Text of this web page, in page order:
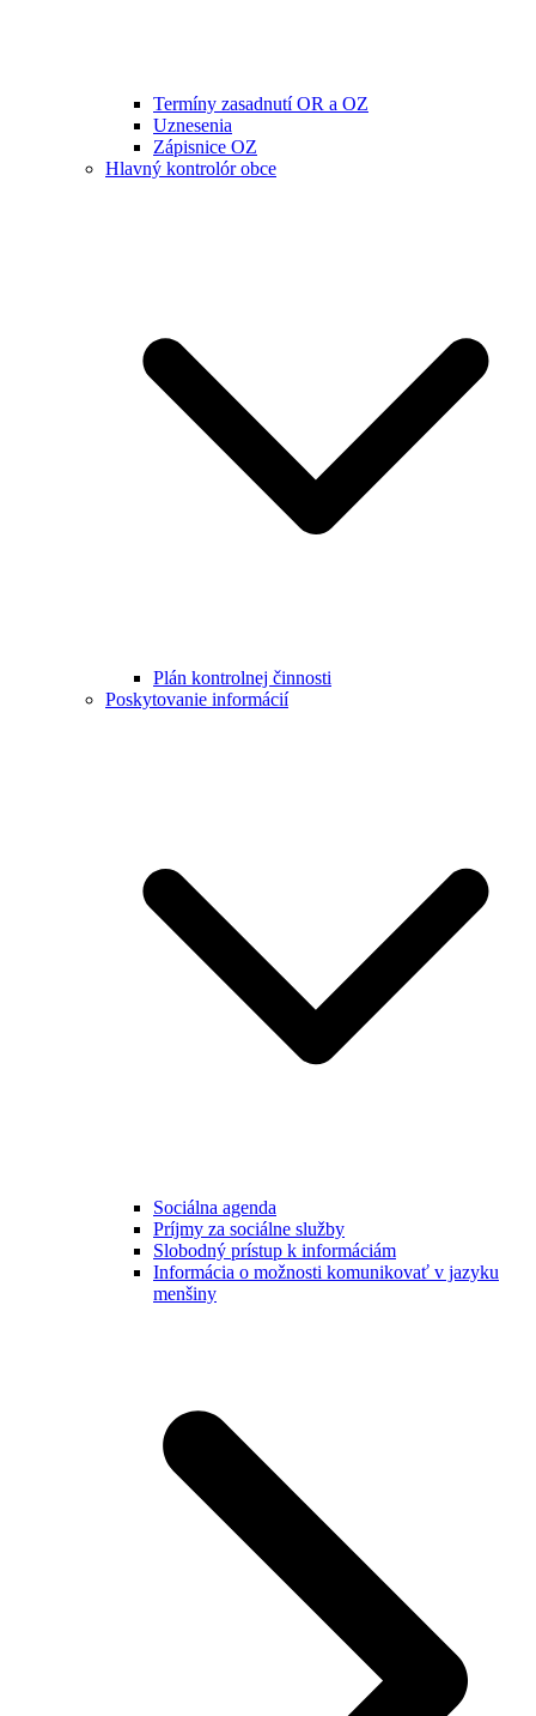
Termíny zasadnutí OR a OZ
Uznesenia
Zápisnice OZ
Hlavný kontrolór obce
Plán kontrolnej činnosti
Poskytovanie informácií
Sociálna agenda
Príjmy za sociálne služby
Slobodný prístup k informáciám
Informácia o možnosti komunikovať v jazyku
menšiny